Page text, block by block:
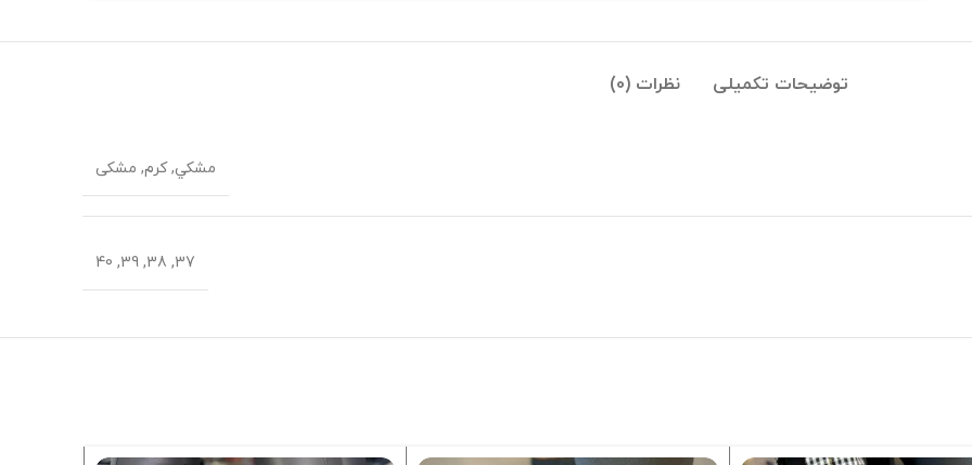
توضیحات تکمیلی نظرات (0)
مشکي, کرم, مشکی
37, 38, 39, 40